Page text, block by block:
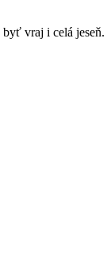
vraj i celá jeseň.